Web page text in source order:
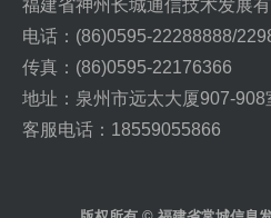
福建省神州长城通信技术发展
电话：(86)0595-22288888/
传真：(86)0595-22176366
地址：泉州市远太大厦907-908
客服电话：18559055866